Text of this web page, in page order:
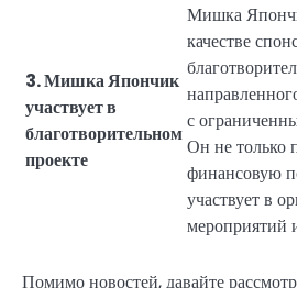
3. Мишка Япончик
участвует в
благотворительном
проекте
Мишка
качестве
с
Он не только
финансовую
участвует в
мероприятий
Помимо новостей, давайте